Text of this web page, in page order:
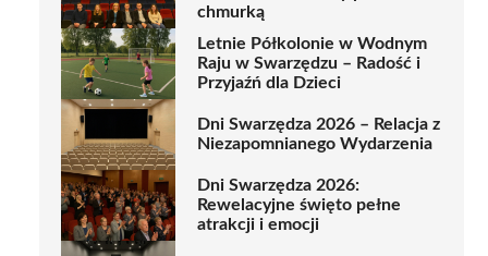
chmurką
Letnie Półkolonie w Wodnym
Raju w Swarzędzu – Radość i
Przyjaźń dla Dzieci
Dni Swarzędza 2026 – Relacja z
Niezapomnianego Wydarzenia
Dni Swarzędza 2026:
Rewelacyjne święto pełne
atrakcji i emocji